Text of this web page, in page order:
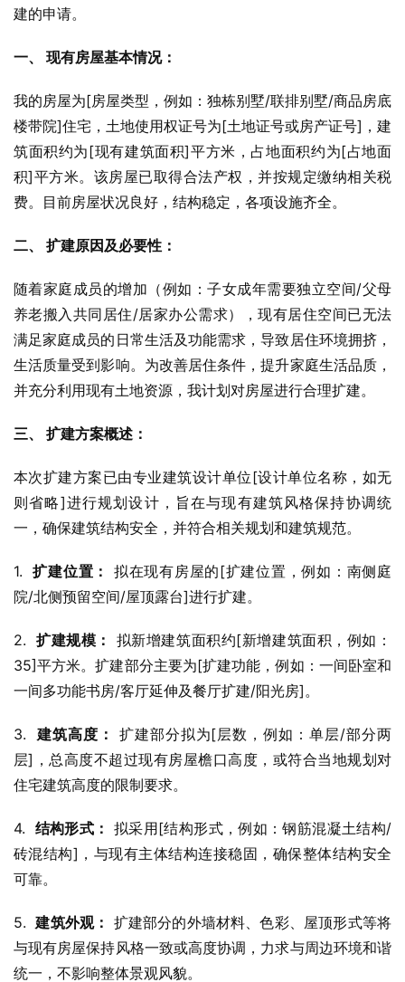
建的申请。
一、 现有房屋基本情况：
我的房屋为[房屋类型，例如：独栋别墅/联排别墅/商品房底
楼带院]住宅，土地使用权证号为[土地证号或房产证号]，建
筑面积约为[现有建筑面积]平方米，占地面积约为[占地面
积]平方米。该房屋已取得合法产权，并按规定缴纳相关税
费。目前房屋状况良好，结构稳定，各项设施齐全。
二、 扩建原因及必要性：
随着家庭成员的增加（例如：子女成年需要独立空间/父母
养老搬入共同居住/居家办公需求），现有居住空间已无法
满足家庭成员的日常生活及功能需求，导致居住环境拥挤，
生活质量受到影响。为改善居住条件，提升家庭生活品质，
并充分利用现有土地资源，我计划对房屋进行合理扩建。
三、 扩建方案概述：
本次扩建方案已由专业建筑设计单位[设计单位名称，如无
则省略]进行规划设计，旨在与现有建筑风格保持协调统
一，确保建筑结构安全，并符合相关规划和建筑规范。
1. 扩建位置：
拟在现有房屋的[扩建位置，例如：南侧庭
院/北侧预留空间/屋顶露台]进行扩建。
2. 扩建规模：
拟新增建筑面积约[新增建筑面积，例如：
35]平方米。扩建部分主要为[扩建功能，例如：一间卧室和
一间多功能书房/客厅延伸及餐厅扩建/阳光房]。
3. 建筑高度：
扩建部分拟为[层数，例如：单层/部分两
层]，总高度不超过现有房屋檐口高度，或符合当地规划对
住宅建筑高度的限制要求。
4. 结构形式： 拟采用[结构形式，例如：钢筋混凝土结构/
砖混结构]，与现有主体结构连接稳固，确保整体结构安全
可靠。
5. 建筑外观： 扩建部分的外墙材料、色彩、屋顶形式等将
与现有房屋保持风格一致或高度协调，力求与周边环境和谐
统一，不影响整体景观风貌。